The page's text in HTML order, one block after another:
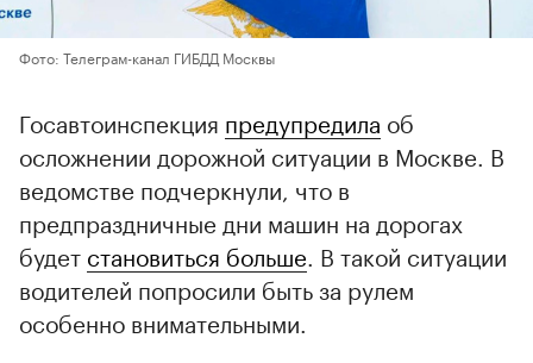
Фото: Телеграм-канал ГИБДД Москвы
Госавтоинспекция предупредила об
осложнении дорожной ситуации в Москве. В
ведомстве подчеркнули, что в
предпраздничные дни машин на дорогах
будет становиться больше . В такой ситуации
водителей попросили быть за рулем
особенно внимательными.